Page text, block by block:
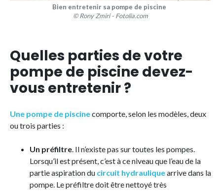
Bien entretenir sa pompe de piscine
© Rony Zmiri - Fotolia.com
Quelles parties de votre
pompe de piscine devez-
vous entretenir ?
Une pompe de piscinecomporte, selon les modèles, deux
ou trois parties :
Un préfiltre. Il n’existe pas sur toutes les pompes.
Lorsqu’il est présent, c’est à ce niveau que l’eau de la
partie aspiration du circuit hydrauliquearrive dans la
pompe. Le préfiltre doit être nettoyé très